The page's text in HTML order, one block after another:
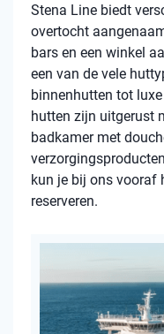
Stena Line biedt
overtocht
bars en een winkel
een van de vele
binnenhutten tot
hutten zijn uitgerust
badkamer met
kun je bij ons
reserveren.